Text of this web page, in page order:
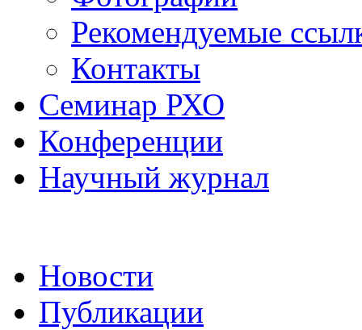
Рекомендуемые
Контакты
Семинар РХО
Конференции
Научный журнал
Новости
Публикации